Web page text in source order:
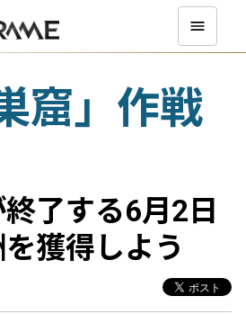
窟」作戦
了する6月2日
獲得しよう